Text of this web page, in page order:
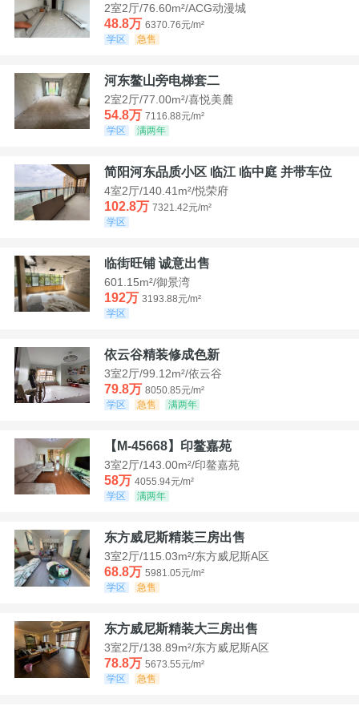
2室2厅/76.60m²/ACG动漫城
48.8万 6370.76元/m²
学区
急售
河东鳌山旁电梯套二
2室2厅/77.00m²/喜悦美麓
54.8万 7116.88元/m²
学区
满两年
简阳河东品质小区 临江 临中庭 并带车位
4室2厅/140.41m²/悦荣府
102.8万 7321.42元/m²
学区
临街旺铺 诚意出售
601.15m²/御景湾
192万 3193.88元/m²
学区
依云谷精装修成色新
3室2厅/99.12m²/依云谷
79.8万 8050.85元/m²
学区
急售 满两年
【M-45668】印鳌嘉苑
3室2厅/143.00m²/印鳌嘉苑
58万 4055.94元/m²
学区
满两年
东方威尼斯精装三房出售
3室2厅/115.03m²/东方威尼斯A区
68.8万 5981.05元/m²
学区
急售
东方威尼斯精装大三房出售
3室2厅/138.89m²/东方威尼斯A区
78.8万 5673.55元/m²
学区
急售